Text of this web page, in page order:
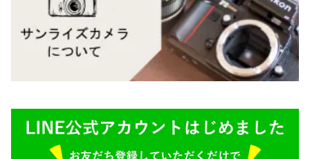
Plaubel（プラウベル）
SONY（ソニー）
SIGMA（シグマ）
R（ライカ）
AR（コニカ）
O（その他）